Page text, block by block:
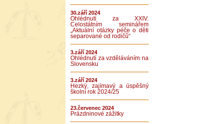
30.září 2024
Ohlédnutí za XXIV.
Celostátním seminářem
„Aktuální otázky péče o děti
separované od rodičů“
3.září 2024
Ohlédnutí za vzděláváním na
Slovensku
3.září 2024
Hezký, zajímavý a úspěšný
školní rok 2024/25
23.červenec 2024
Prázdninové zážitky